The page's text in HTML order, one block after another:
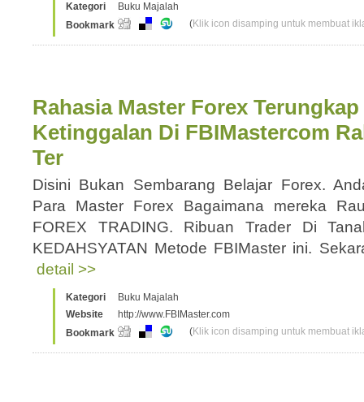
Kategori
Buku Majalah
Bookmark
(Klik icon disamping untuk membuat
Rahasia Master Forex
Ketinggalan Di FBIMastercom
Ter
Disini Bukan Sembarang Belajar Forex.
Para Master Forex Bagaimana mereka
FOREX TRADING. Ribuan Trader Di
KEDAHSYATAN Metode FBIMaster ini.
detail >>
Kategori
Buku Majalah
Website
http://www.FBIMaster.com
Bookmark
(Klik icon disamping untuk membuat